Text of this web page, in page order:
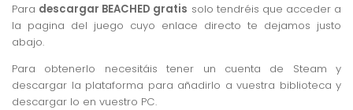
Para descargar BEACHED gratis solo tendréis que acceder a
la pagina del juego cuyo enlace directo te dejamos justo
abajo.
Para obtenerlo necesitáis tener un cuenta de Steam y
descargar la plataforma para añadirlo a vuestra biblioteca y
descargar lo en vuestro PC.